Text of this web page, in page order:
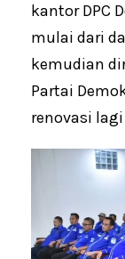
kantor DPC
mulai dari
kemudian
Partai
renovasi